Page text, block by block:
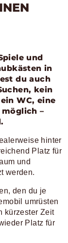
und
in
du auch
kein
WC, eine
–
hinter
Platz für
und
werden.
den du je
umrüsten
kürzester Zeit
Platz für